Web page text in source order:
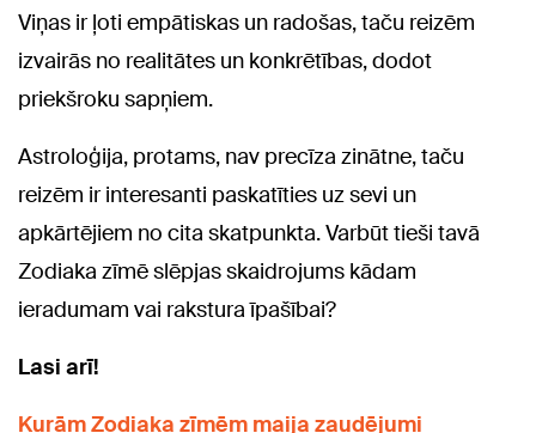
Viņas ir ļoti empātiskas un radošas, taču reizēm
izvairās no realitātes un konkrētības, dodot
priekšroku sapņiem.
Astroloģija, protams, nav precīza zinātne, taču
reizēm ir interesanti paskatīties uz sevi un
apkārtējiem no cita skatpunkta. Varbūt tieši tavā
Zodiaka zīmēslēpjas skaidrojums kādam
ieradumam vai rakstura īpašībai?
Lasi arī!
Kurām Zodiaka zīmēm maija zaudējumi